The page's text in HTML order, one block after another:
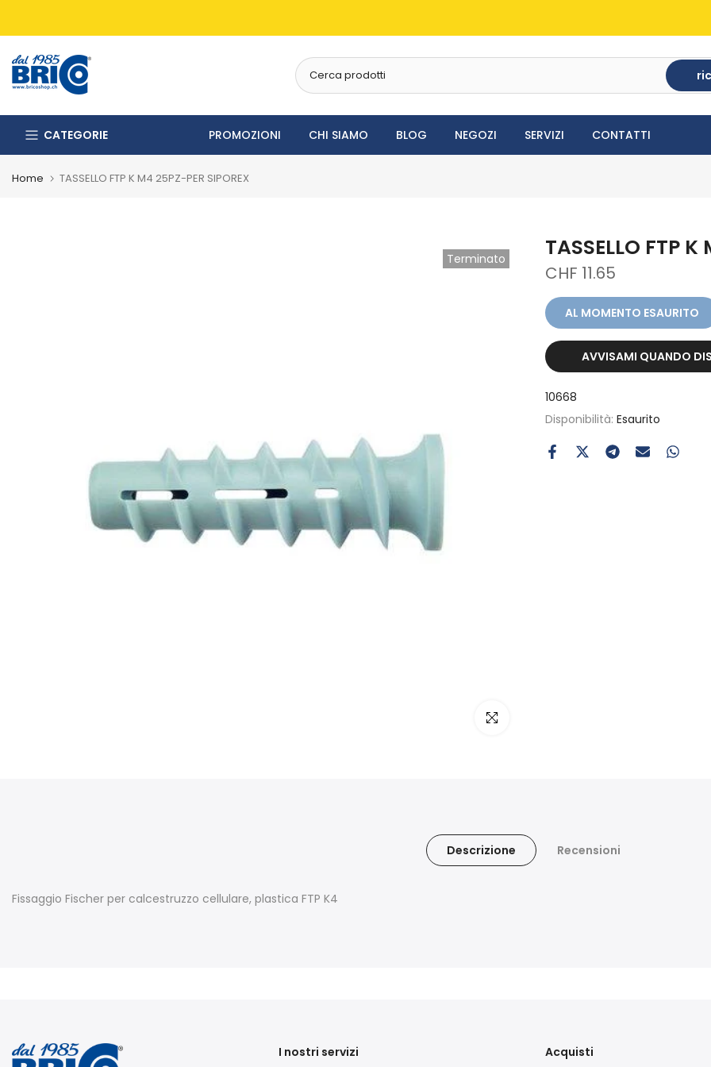
CATEGORIE PROMOZIONI CHI SIAMO BLOG NEGOZI SERVIZI CONTATTI
Home TASSELLO FTP K M4 25PZ-PER SIPOREX
Terminato
clicca per ingrandire
TASSELLO FTP K
CHF 11.65
AL MOMENTO ESAURITO
AVVISAMI QUANDO
10668
Disponibilità: Esaurito
Descrizione Recensioni
Fissaggio Fischer per calcestruzzo cellulare, plastica FTP K4
I nostri servizi Acquisti